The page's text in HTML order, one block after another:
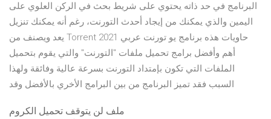
البرنامج في حد ذاته يحتوي على شريط بحث في الركن العلوي على
اليمين والذي يمكنك من إيجاد أحدث التورنت، رغم أنه يمكنك تنزيل
حاويات هذه برنامج يو تورنت عربي 2021 Torrent يعد ويصنف من
أهم وأفضل برامج تحميل ملفات "التورنت" والتي يقوم بتحميل
الملفات التي تكون بإمتداد التورنت بسرعة عالية وفائقة ولهذا
السبب فقد تميز البرنامج من بين البرامج الأخري بالأفضل وقد
ملف لن يتوقف تحميل الكروم